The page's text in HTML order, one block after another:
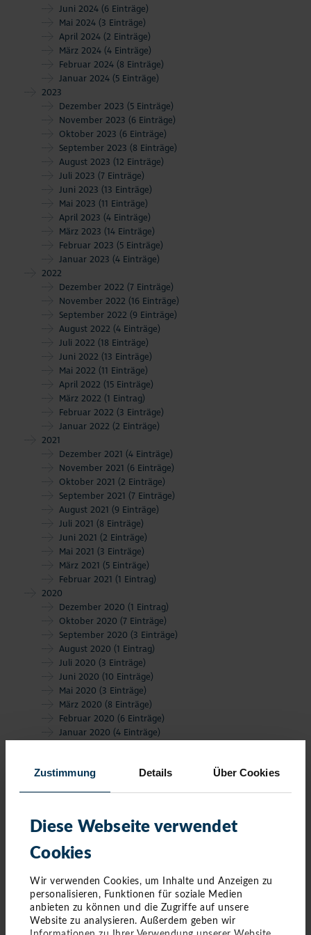
Zustimmung Details Über Cookies
Diese Webseite verwendet
Cookies
Wir verwenden Cookies, um Inhalte und Anzeigen zu
personalisieren, Funktionen für soziale Medien
anbieten zu können und die Zugriffe auf unsere
Website zu analysieren. Außerdem geben wir
Juni 2024 (6 Einträge)
Mai 2024 (3 Einträge)
April 2024 (2 Einträge)
März 2024 (4 Einträge)
Februar 2024 (8 Einträge)
Januar 2024 (5 Einträge)
2023
Dezember 2023 (5 Einträge)
November 2023 (6 Einträge)
Oktober 2023 (6 Einträge)
September 2023 (8 Einträge)
August 2023 (12 Einträge)
Juli 2023 (7 Einträge)
Juni 2023 (13 Einträge)
Mai 2023 (11 Einträge)
April 2023 (4 Einträge)
März 2023 (14 Einträge)
Februar 2023 (5 Einträge)
Januar 2023 (4 Einträge)
2022
Dezember 2022 (7 Einträge)
November 2022 (16 Einträge)
September 2022 (9 Einträge)
August 2022 (4 Einträge)
Juli 2022 (18 Einträge)
Juni 2022 (13 Einträge)
Mai 2022 (11 Einträge)
April 2022 (15 Einträge)
März 2022 (1 Eintrag)
Februar 2022 (3 Einträge)
Januar 2022 (2 Einträge)
2021
Dezember 2021 (4 Einträge)
November 2021 (6 Einträge)
Oktober 2021 (2 Einträge)
September 2021 (7 Einträge)
August 2021 (9 Einträge)
Juli 2021 (8 Einträge)
Juni 2021 (2 Einträge)
Mai 2021 (3 Einträge)
März 2021 (5 Einträge)
Februar 2021 (1 Eintrag)
2020
Dezember 2020 (1 Eintrag)
Oktober 2020 (7 Einträge)
September 2020 (3 Einträge)
August 2020 (1 Eintrag)
Juli 2020 (3 Einträge)
Juni 2020 (10 Einträge)
Mai 2020 (3 Einträge)
März 2020 (8 Einträge)
Februar 2020 (6 Einträge)
Januar 2020 (4 Einträge)